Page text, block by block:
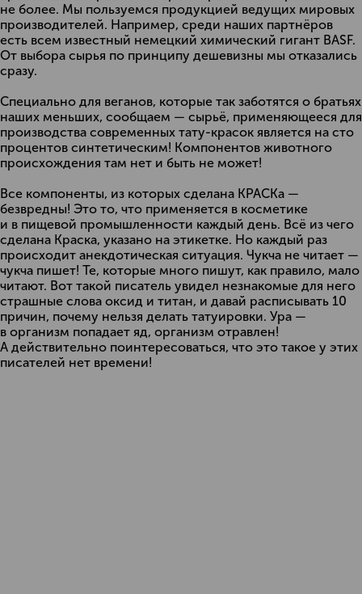
не более. Мы пользуемся продукцией ведущих мировых
производителей. Например, среди наших партнёров
есть всем известный немецкий химический гигант BASF.
От выбора сырья по принципу дешевизны мы отказались
сразу.
Специально для веганов, которые так заботятся о братьях
наших меньших, сообщаем — сырьё, применяющееся для
производства современных тату-красок является на сто
процентов синтетическим! Компонентов животного
происхождения там нет и быть не может!
Все компоненты, из которых сделана КРАСКа —
безвредны! Это то, что применяется в косметике
и в пищевой промышленности каждый день. Всё из чего
сделана Краска, указано на этикетке. Но каждый раз
происходит анекдотическая ситуация. Чукча не читает —
чукча пишет! Те, которые много пишут, как правило, мало
читают. Вот такой писатель увидел незнакомые для него
страшные слова оксид и титан, и давай расписывать 10
причин, почему нельзя делать татуировки. Ура —
в организм попадает яд, организм отравлен!
А действительно поинтересоваться, что это такое у этих
писателей нет времени!